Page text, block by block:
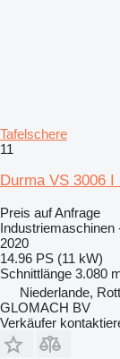
Tafelschere
11
Durma VS 3006
Preis auf Anfrage
Industriemaschinen
2020
14.96 PS (11 kW)
Schnittlänge 3.080
Niederlande,
GLOMACH BV
Verkäufer